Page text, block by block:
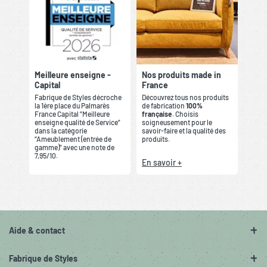
Meilleure enseigne -
Capital
Fabrique de Styles décroche
la 1ère place du Palmarès
France Capital “Meilleure
enseigne qualité de Service”
dans la catégorie
“Ameublement (entrée de
gamme)” avec une note de
7,95/10.
Nos produits made in
France
Découvrez tous nos produits
de fabrication 100%
française. Choisis
soigneusement pour le
savoir-faire et la qualité des
produits.
En savoir +
Aide & contact
Fabrique de Styles